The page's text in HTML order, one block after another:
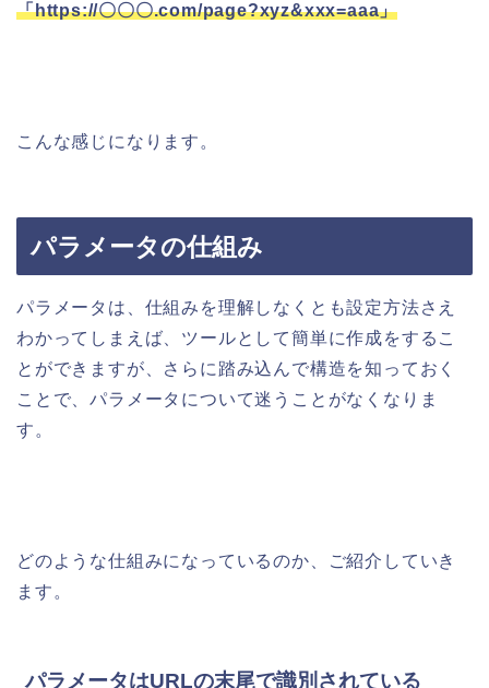
「https://〇〇〇.com/page?xyz&xxx=aaa」
こんな感じになります。
パラメータの仕組み
パラメータは、仕組みを理解しなくとも設定方法さえ
わかってしまえば、ツールとして簡単に作成をするこ
とができますが、さらに踏み込んで構造を知っておく
ことで、パラメータについて迷うことがなくなりま
す。
どのような仕組みになっているのか、ご紹介していき
ます。
パラメータはURLの末尾で識別されている